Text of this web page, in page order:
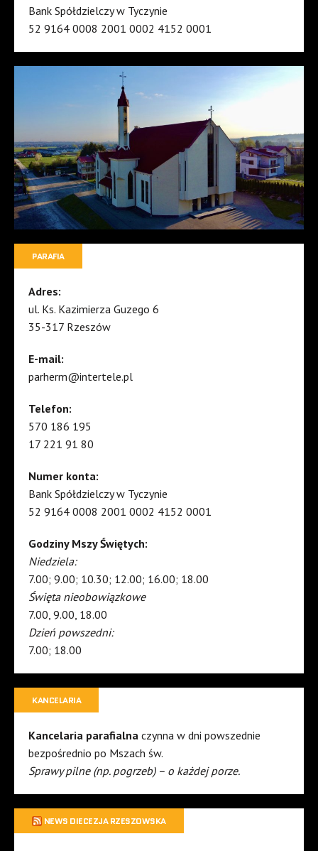
Bank Spółdzielczy w Tyczynie
52 9164 0008 2001 0002 4152 0001
PARAFIA
Adres:
ul. Ks. Kazimierza Guzego 6
35-317 Rzeszów
E-mail:
parherm@intertele.pl
Telefon:
570 186 195
17 221 91 80
Numer konta:
Bank Spółdzielczy w Tyczynie
52 9164 0008 2001 0002 4152 0001
Godziny Mszy Świętych:
Niedziela:
7.00; 9.00; 10.30; 12.00; 16.00; 18.00
Święta nieobowiązkowe
7.00, 9.00, 18.00
Dzień powszedni:
7.00; 18.00
KANCELARIA
Kancelaria parafialna czynna w dni powszednie
bezpośrednio po Mszach św.
Sprawy pilne (np. pogrzeb) – o każdej porze.
NEWS DIECEZJA RZESZOWSKA